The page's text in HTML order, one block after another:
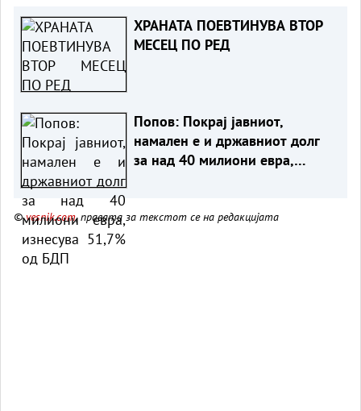
ХРАНАТА ПОЕВТИНУВА ВТОР
МЕСЕЦ ПО РЕД
Попов: Покрај јавниот,
намален е и државниот долг
за над 40 милиони евра,
©vesnik.com, правата за текстот се на редакцијата